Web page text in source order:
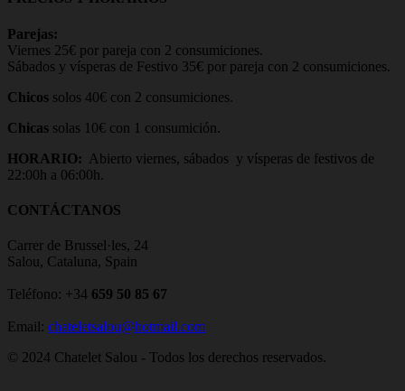
Parejas:
Viernes 25€ por pareja con 2 consumiciones.
Sábados y vísperas de Festivo 35€ por pareja con 2 consumiciones.
Chicos solos 40€ con 2 consumiciones.
Chicas solas 10€ con 1 consumición.
HORARIO: Abierto viernes, sábados y vísperas de festivos de
22:00h a 06:00h.
CONTÁCTANOS
Carrer de Brussel·les, 24
Salou, Cataluna, Spain
Teléfono: +34 659 50 85 67
Email: chateletsalou@hotmail.com
© 2024 Chatelet Salou - Todos los derechos reservados.